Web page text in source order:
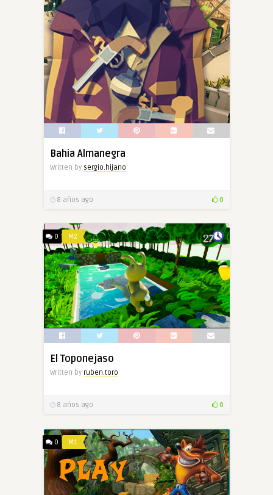
Bahia Almanegra
Written by sergio.hijano
8 años ago 0
0 M2
El Toponejaso
Written by ruben.toro
8 años ago 0
0 M1